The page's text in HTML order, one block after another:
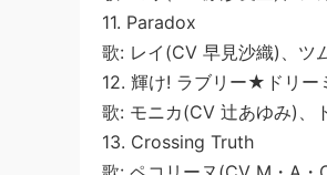
11. Paradox
歌: レイ(CV 早見沙織)、ツ
12. 輝け! ラブリー★ドリー
歌: モニカ(CV 辻あゆみ)、
13. Crossing Truth